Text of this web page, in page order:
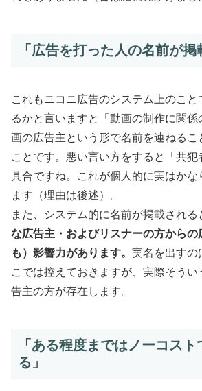
「広告を打った人の名前が掲
これもニコニ広告のシステム上のこ
るかと言いますと「動画の制作に関
画の広告主という形で名前を連ねるこ
ことです。悪い言い方をすると「共犯
具合ですね。これが個人的に実はかな
ます（理由は後述）。
また、システム的に名前が掲載される
な広告主・およびリスナーの方からの
も）影響力があります。 実名を出すの
こでは控えておきますが、実際そう
告主の方が存在します。
「ある程度まではノーコス
る」